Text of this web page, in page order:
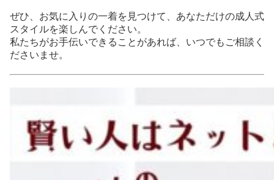
ぜひ、お気に入りの一着を見つけて、あなただけの成人式
スタイルを楽しんでください。
私たちがお手伝いできることがあれば、いつでもご相談く
ださいませ。